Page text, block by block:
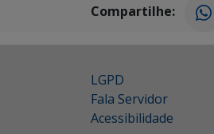
Compartilhe:
LGPD
Fala Servidor
Acessibilidade